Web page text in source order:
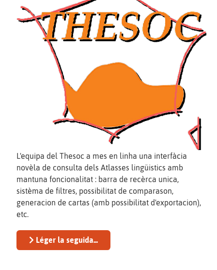
L'equipa del Thesoc a mes en linha una interfàcia
novèla de consulta dels Atlasses lingüistics amb
mantuna foncionalitat : barra de recèrca unica,
sistèma de filtres, possibilitat de comparason,
generacion de cartas (amb possibilitat d'exportacion),
etc.
Léger la seguida...